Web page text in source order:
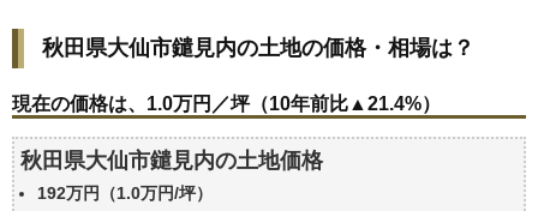
現在の価格は、1.0万円／坪（10年前比▲21.4%）
価格を詳細に分析しよう
秋田県大仙市鑓見内の土地の過去の売買事例
公示地価はいくら
秋田県大仙市鑓見内の土地の価格・相場は？
現在の価格は、1.0万円／坪（10年前比▲21.4%）
秋田県大仙市鑓見内の土地価格
192万円（1.0万円/坪）